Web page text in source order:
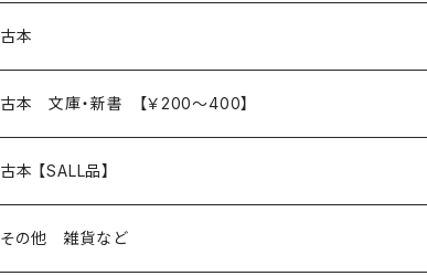
本 の あれこれ
読書のこと
本屋のこと
文芸
近代小説 エッセイ 戯曲（日本人作家）
現代小説 エッセイ 戯曲（日本人作家）
日々 の できこと
日常の 風景 群像
生き方 ライフスタイル
古本
本 の あれこれ
読書のこと
本屋のこと
日本文学
小説 エッセイ 戯曲（日本人作家）
海外文学
古本 文庫・新書 【￥200～400】
日本文学
小説 エッセイ 戯曲
海外文学
古本 【SALL品】
20％OFF
その他 雑貨など